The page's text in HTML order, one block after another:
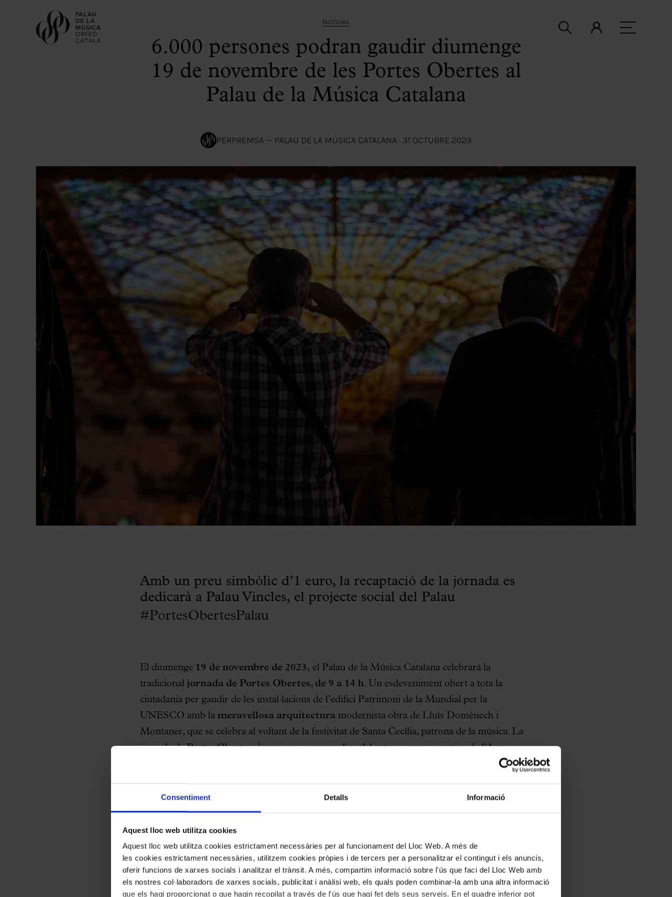
Consentiment Detalls Informació
Aquest lloc web utilitza cookies
Aquest lloc web utilitza cookies estrictament necessàries per al funcionament del Lloc Web. A més de
les cookies estrictament necessàries, utilitzem cookies pròpies i de tercers per a personalitzar el contingut i els anuncis,
oferir funcions de xarxes socials i analitzar el trànsit. A més, compartim informació sobre l'ús que faci del Lloc Web amb
els nostres col·laboradors de xarxes socials, publicitat i anàlisi web, els quals poden combinar-la amb una altra informació
que els hagi proporcionat o que hagin recopilat a través de l'ús que hagi fet dels seus serveis. En el quadre inferior pot
Notícies
6.000 persones podran gaudir diumenge
19 de novembre de les Portes Obertes al
Palau de la Música Catalana
PERPREMSA — PALAU DE LA MÚSICA CATALANA · 31 OCTUBRE 2023
Amb un preu simbòlic d’1 euro, la recaptació de la jornada es
dedicarà a Palau Vincles, el projecte social del Palau
#PortesObertesPalau
El diumenge 19 de novembre de 2023, el Palau de la Música Catalana celebrarà la
tradicional jornada de Portes Obertes, de 9 a 14 h. Un esdeveniment obert a tota la
ciutadania per gaudir de les instal·lacions de l’edifici Patrimoni de la Mundial per la
UNESCO amb la meravellosa arquitectura modernista obra de Lluís Domènech i
Montaner, que se celebra al voltant de la festivitat de Santa Cecília, patrona de la música. La
jornada de Portes Obertes s’emmarca enguany dins del actes commemoratius de l’Any
es poden adquirir per internet a través del
Catalana.
En aquesta jornada festiva,durant 5 horesi en unformat d’itinerari, els visitants podran